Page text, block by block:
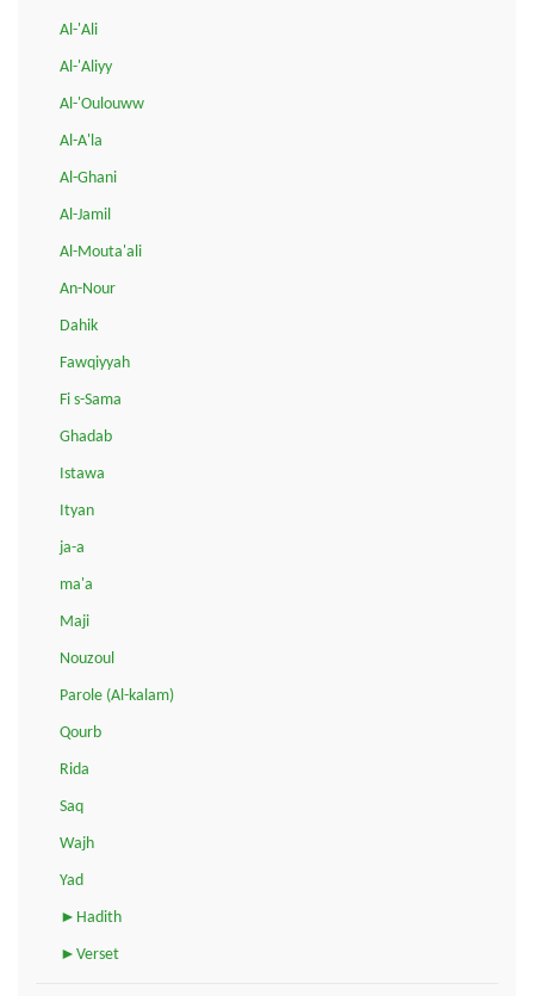
Al-'Ali
Al-'Aliyy
Al-'Oulouww
Al-A'la
Al-Ghani
Al-Jamil
Al-Mouta'ali
An-Nour
Dahik
Fawqiyyah
Fi s-Sama
Ghadab
Istawa
Ityan
ja-a
ma'a
Maji
Nouzoul
Parole (Al-kalam)
Qourb
Rida
Saq
Wajh
Yad
►Hadith
►Verset